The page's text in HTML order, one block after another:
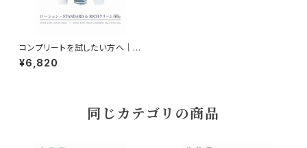
コンプリートを試したい方へ｜
全部入りお試しセット｜NAMIH
ADA（ミスト＋STANDARD60
¥6,820
同じカテゴリの商品